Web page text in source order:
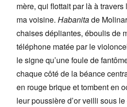
mère, qui flottait par là à
ma voisine.Habanitade
chaises dépliantes, éboulis de
téléphone matée par le
le signe qu’une foule de
chaque côté de la béance
en rouge brique et tombent en
leur poussière d’or veilli sous